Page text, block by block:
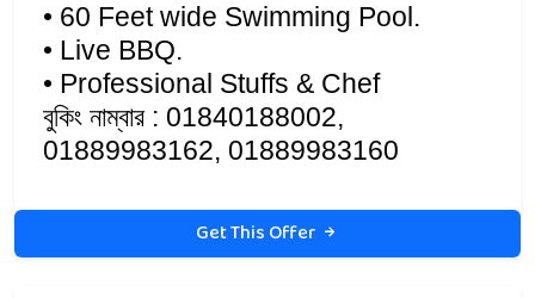
• 60 Feet wide Swimming Pool.
• Live BBQ.
• Professional Stuffs & Chef
বুকিং নাম্বার : 01840188002,
01889983162, 01889983160
Get This Offer